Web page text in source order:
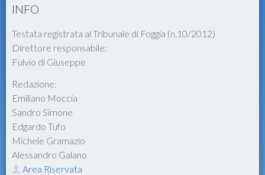
INFO
Testata registrata al Tribunale di Foggia (n.10/2012)
Direttore responsabile:
Fulvio di Giuseppe
Redazione:
Emiliano Moccia
Sandro Simone
Edgardo Tufo
Michele Gramazio
Alessandro Galano
Area Riservata